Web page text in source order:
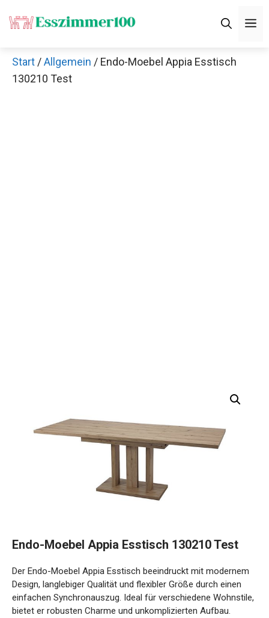
Inhalt
Start /Allgemein / Endo-Moebel Appia Esstisch
130210 Test
Endo-Moebel Appia Esstisch 130210 Test
Der Endo-Moebel Appia Esstisch beeindruckt mit modernem
Design, langlebiger Qualität und flexibler Größe durch einen
einfachen Synchronauszug. Ideal für verschiedene Wohnstile,
bietet er robusten Charme und unkomplizierten Aufbau.